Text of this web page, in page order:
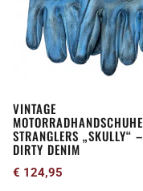
VINTAGE
MOTORRADHANDSCHUHE
STRANGLERS „SKULLY“ –
DIRTY DENIM
€ 124,95
Varianten
auf.
Die
auf
der
Produktseite
gewählt